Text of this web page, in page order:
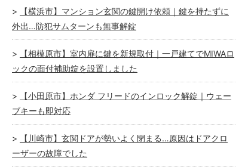
【横浜市】マンション玄関の鍵開け依頼｜鍵を持たずに
外出…防犯サムターンも無事解錠
【相模原市】室内扉に鍵を新規取付｜一戸建てでMIWAロ
ックの面付補助錠を設置しました
【小田原市】ホンダ フリードのインロック解錠｜ウェー
ブキーも即対応
【川崎市】玄関ドアが勢いよく閉まる…原因はドアクロ
ーザーの故障でした